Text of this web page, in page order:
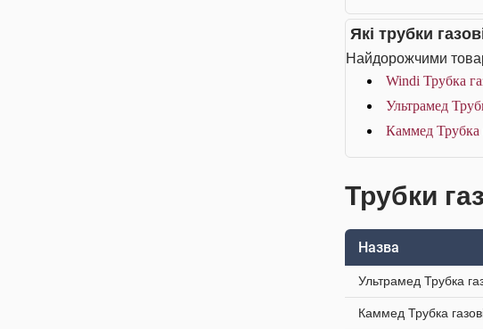
Які трубки
Найдорожчими
Windi Трубка
Ультрамед
Каммед Трубка
Трубки
Назва
Ультрамед Трубка
Каммед Трубка